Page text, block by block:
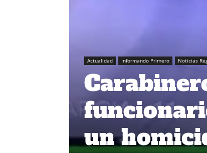
Actualidad Informando Primero Noticias
un